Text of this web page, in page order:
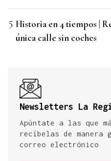
Historia en 4 tiempos |
única calle sin coches
Newsletters La
Apúntate a las que
recíbelas de
correo electrónico